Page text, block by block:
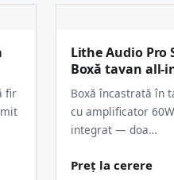
fir
Lithe Audio Pro
Boxă tavan all-
Boxă încastrată în
cu amplificator
integrat — doa…
Preț la cerere